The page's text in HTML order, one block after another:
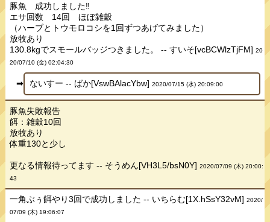
豚魚 成功しました‼
エサ回数 14回 ほぼ雑穀
（ハーブとトウモロコシを1回ずつあげてみました）
放牧あり
130.8kgでスモールバッジつきました。 -- すいそ[vcBCWlzTjFM]20
20/07/10 (金) 02:04:30
ないすー -- ばか[VswBAlacYbw] 2020/07/15 (水) 20:09:00
豚魚失敗報告
餌：雑穀10回
放牧あり
体重130と少し
更なる情報待ってます -- そうめん[VH3L5/bsN0Y]2020/07/09 (木) 20:00:
43
一角ぶぅ餌やり3回で成功しました -- いちらむ[1X.hSsY32vM]2020/
07/09 (木) 19:06:07